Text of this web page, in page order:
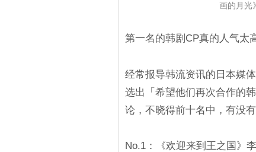
画的月光
第一名的韩剧CP真的人气太
经常报导韩流资讯的日本媒
选出「希望他们再次合作的
论，不晓得前十名中，有没
No.1：《欢迎来到王之国》